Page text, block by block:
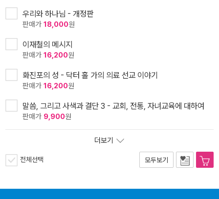
우리와 하나님 - 개정판
판매가 18,000원
이재철의 메시지
판매가 16,200원
화진포의 성 - 닥터 홀 가의 의료 선교 이야기
판매가 16,200원
말씀, 그리고 사색과 결단 3 - 교회, 전통, 자녀교육에 대하여
판매가 9,900원
더보기
전체선택 모두보기